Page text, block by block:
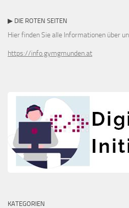
▶ DIE ROTEN SEITEN
Hier finden Sie alle Informationen über
https://info.gymgmunden.at
KATEGORIEN